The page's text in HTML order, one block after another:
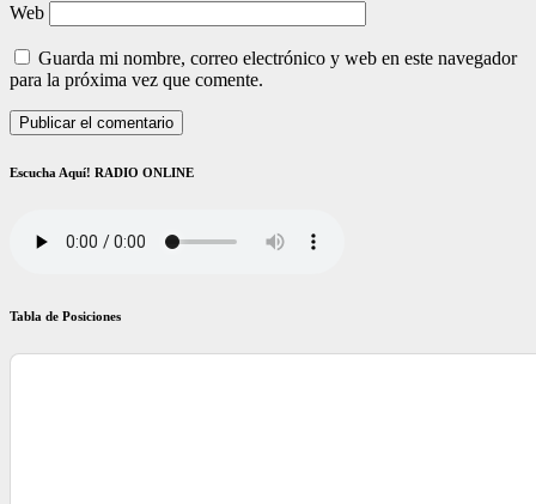
Web
Guarda mi nombre, correo electrónico y web en este navegador
para la próxima vez que comente.
Escucha Aquí! RADIO ONLINE
Tabla de Posiciones